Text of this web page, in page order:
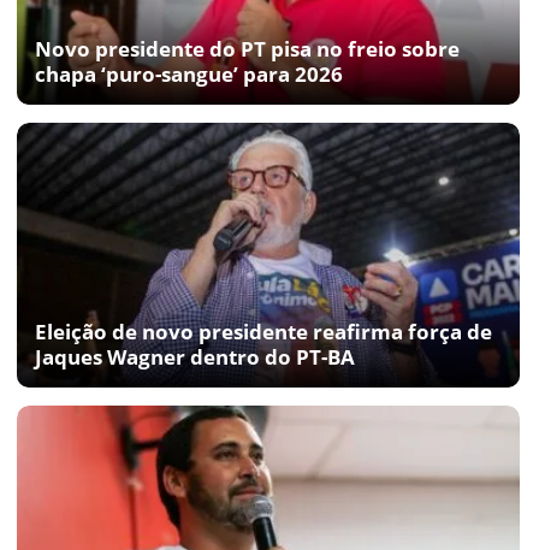
Novo presidente do PT pisa no freio sobre
chapa ‘puro-sangue’ para 2026
Eleição de novo presidente reafirma força de
Jaques Wagner dentro do PT-BA